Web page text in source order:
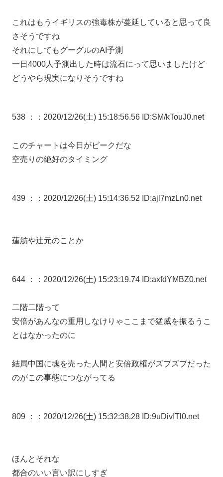
これはもうイギリスの強毒株が蔓延していると思って良
さそうですね
それにしてもグーグルのAI予測
一日4000人予測出した時は流石にって思いましたけど
どうやら現実になりそうですね
538 ： ：2020/12/26(土) 15:18:56.56 ID:SM/kTouJ0.net
このチャートは今日がピークだな
空売りの絶好のタイミング
439 ： ：2020/12/26(土) 15:14:36.52 ID:ajl7mzLn0.net
蓮舫や辻元のことか
644 ： ：2020/12/26(土) 15:23:19.74 ID:axfdYMBZ0.net
二階二階って
安倍があんなの重用しなけりゃここまで猛威を振るうこ
とはなかったのに
結局中国に魂を売った人間と安倍政権がズブズブだった
のがこの事態につながってる
809 ： ：2020/12/26(土) 15:32:38.28 ID:9uDivITl0.net
ほんとそれな
都合のいい言い訳にしすぎ